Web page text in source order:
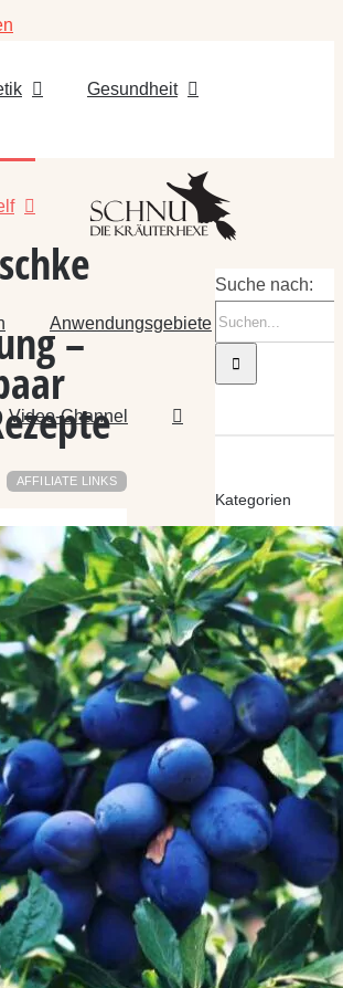
Gesundheit
Anwendungsgebiete
Video-Channel
–
AFFILIATE LINKS
Suche nach:
Kategorien
Kategorien
Archiv
Archiv